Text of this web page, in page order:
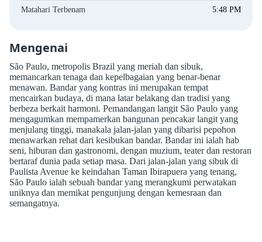
Matahari Terbenam 5:48 PM
Mengenai
São Paulo, metropolis Brazil yang meriah dan sibuk,
memancarkan tenaga dan kepelbagaian yang benar-benar
menawan. Bandar yang kontras ini merupakan tempat
mencairkan budaya, di mana latar belakang dan tradisi yang
berbeza berkait harmoni. Pemandangan langit São Paulo yang
mengagumkan mempamerkan bangunan pencakar langit yang
menjulang tinggi, manakala jalan-jalan yang dibarisi pepohon
menawarkan rehat dari kesibukan bandar. Bandar ini ialah hab
seni, hiburan dan gastronomi, dengan muzium, teater dan restoran
bertaraf dunia pada setiap masa. Dari jalan-jalan yang sibuk di
Paulista Avenue ke keindahan Taman Ibirapuera yang tenang,
São Paulo ialah sebuah bandar yang merangkumi perwatakan
uniknya dan memikat pengunjung dengan kemesraan dan
semangatnya.